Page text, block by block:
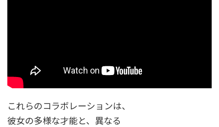
これらのコラボレーションは、
彼女の多様な才能と、異なる